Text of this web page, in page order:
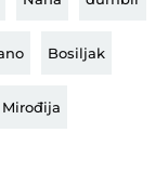
Bosiljak
Mirođija